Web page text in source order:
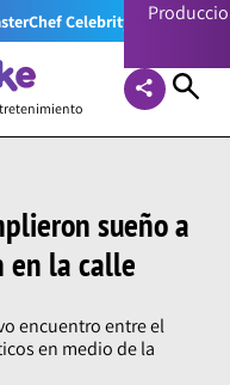
Celebrity Colombia
sueño a
en la calle
encuentro entre el
en medio de la